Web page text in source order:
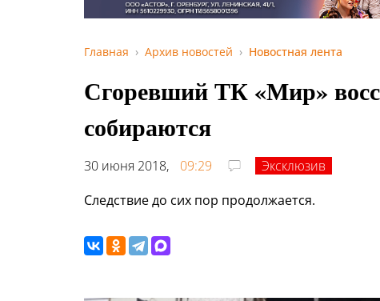
Главная Архив новостей Новостная лента
Сгоревший ТК «Мир»
собираются
30 июня 2018, 09:29
Эксклюзив
Следствие до сих пор продолжается.